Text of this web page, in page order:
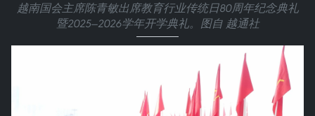
越南国会主席陈青敏出席教育行业传统日80周年纪念典礼
暨2025—2026学年开学典礼。图自 越通社